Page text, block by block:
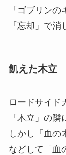
「ゴブリンの
「忘却」で消
飢えた木立
ロードサイド
「木立」の隣
しかし
「血
などして「血